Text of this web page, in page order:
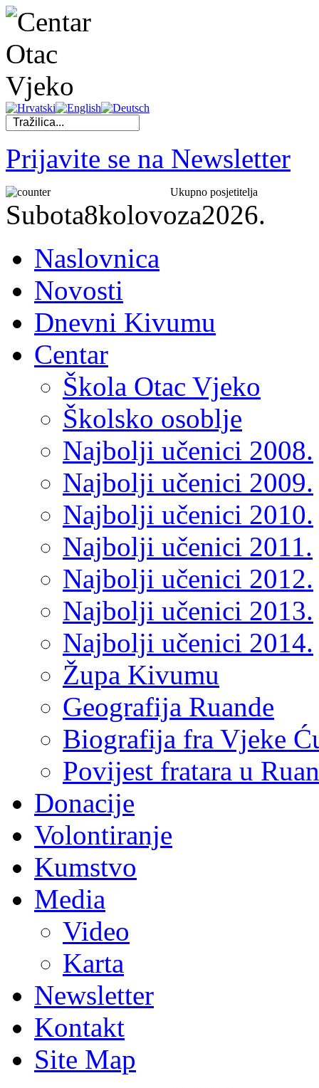
Prijavite se na Newsletter
Ukupno posjetitelja
Subota8kolovoza2026.
Naslovnica
Novosti
Dnevni Kivumu
Centar
Škola Otac Vjeko
Školsko osoblje
Najbolji učenici 2008.
Najbolji učenici 2009.
Najbolji učenici 2010.
Najbolji učenici 2011.
Najbolji učenici 2012.
Najbolji učenici 2013.
Najbolji učenici 2014.
Župa Kivumu
Geografija Ruande
Biografija fra Vjeke
Povijest fratara u
Donacije
Volontiranje
Kumstvo
Media
Video
Karta
Newsletter
Kontakt
Site Map